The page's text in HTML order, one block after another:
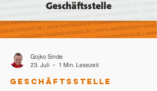
Geschäftsstelle
Gojko Sinde
23. Juli
1 Min. Lesezeit